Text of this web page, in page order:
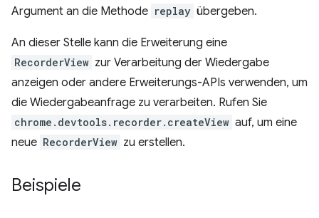
Argument an die Methode replay übergeben.
An dieser Stelle kann die Erweiterung eine
RecorderView zur Verarbeitung der Wiedergabe
anzeigen oder andere Erweiterungs-APIs verwenden, um
die Wiedergabeanfrage zu verarbeiten. Rufen Sie
chrome.devtools.recorder.createView auf, um eine
neue RecorderView zu erstellen.
Beispiele